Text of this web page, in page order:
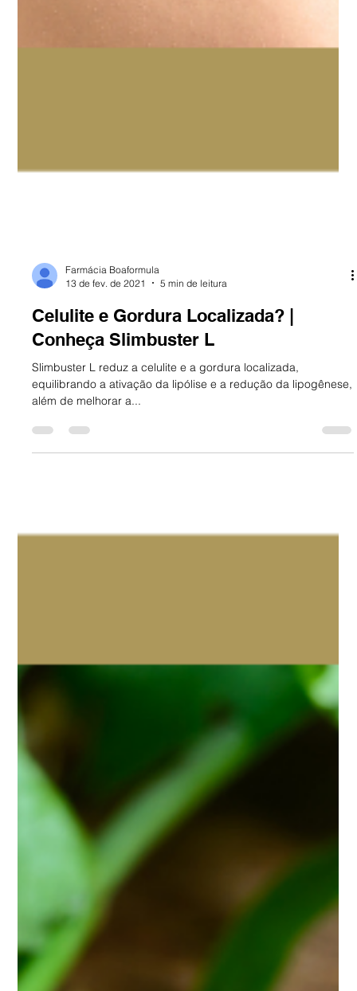
Farmácia Boaformula
13 de fev. de 2021
5 min de leitura
Celulite e Gordura Localizada? |
Conheça Slimbuster L
Slimbuster L reduz a celulite e a gordura localizada,
equilibrando a ativação da lipólise e a redução da lipogênese,
além de melhorar a...